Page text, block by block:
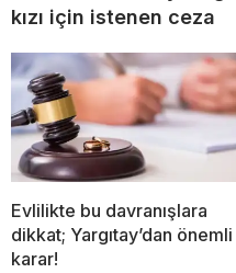
kızı için istenen ceza
Evlilikte bu davranışlara
dikkat; Yargıtay’dan önemli
karar!